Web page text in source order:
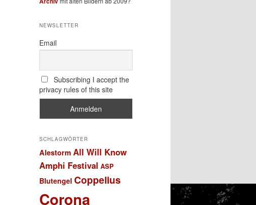
NEWSLETTER
Email
Subscribing I accept the
privacy rules of this site
SCHLAGWÖRTER
Alestorm All Will Know
Amphi Festival ASP
Blutengel Coppelius
Corona